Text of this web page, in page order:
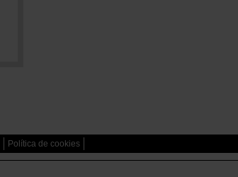
Política de cookies